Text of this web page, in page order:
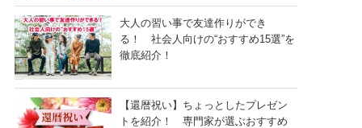
大人の習い事で友達作りができ
る！ 社会人向けの“おすすめ15選”を
徹底紹介！
【還暦祝い】ちょっとしたプレゼン
トを紹介！ 専門家が選ぶおすすめ